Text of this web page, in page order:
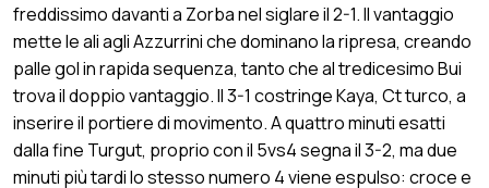
freddissimo davanti a Zorba nel siglare il 2-1. Il vantaggio
mette le ali agli Azzurrini che dominano la ripresa, creando
palle gol in rapida sequenza, tanto che al tredicesimo Bui
trova il doppio vantaggio. Il 3-1 costringe Kaya, Ct turco, a
inserire il portiere di movimento. A quattro minuti esatti
dalla fine Turgut, proprio con il 5vs4 segna il 3-2, ma due
minuti più tardi lo stesso numero 4 viene espulso: croce e